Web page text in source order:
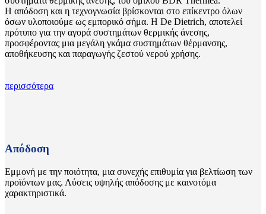
Η απόδοση και η τεχνογνωσία βρίσκονται στο επίκεντρο όλων
όσων υλοποιούμε ως εμπορικό σήμα. Η De Dietrich, αποτελεί
πρότυπο για την αγορά συστημάτων θερμικής άνεσης,
προσφέροντας μια μεγάλη γκάμα συστημάτων θέρμανσης,
αποθήκευσης και παραγωγής ζεστού νερού χρήσης.
περισσότερα
Απόδοση
Εμμονή με την ποιότητα, μια συνεχής επιθυμία για βελτίωση των
προϊόντων μας. Λύσεις υψηλής απόδοσης με καινοτόμα
χαρακτηριστικά.